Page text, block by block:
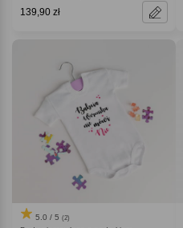
139,90 zł
5.0 / 5 (2)